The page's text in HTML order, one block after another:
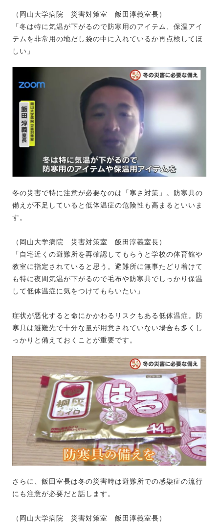
（岡山大学病院 災害対策室 飯田淳義室長）
「冬は特に気温が下がるので防寒用のアイテム、保温アイ
テムを非常用の地だし袋の中に入れているか再点検してほ
しい」
冬の災害で特に注意が必要なのは「寒さ対策」。防寒具の
備えが不足していると低体温症の危険性も高まるといいま
す。
（岡山大学病院 災害対策室 飯田淳義室長）
「自宅近くの避難所を再確認してもらうと学校の体育館や
教室に指定されていると思う。避難所に無事たどり着けて
も特に夜間気温が下がるので毛布や防寒具でしっかり保温
して低体温症に気をつけてもらいたい」
症状が悪化すると命にかかわるリスクもある低体温症。防
寒具は避難先で十分な量が用意されていない場合も多くし
っかりと備えておくことが重要です。
さらに、飯田室長は冬の災害時は避難所での感染症の流行
にも注意が必要だと話します。
（岡山大学病院 災害対策室 飯田淳義室長）